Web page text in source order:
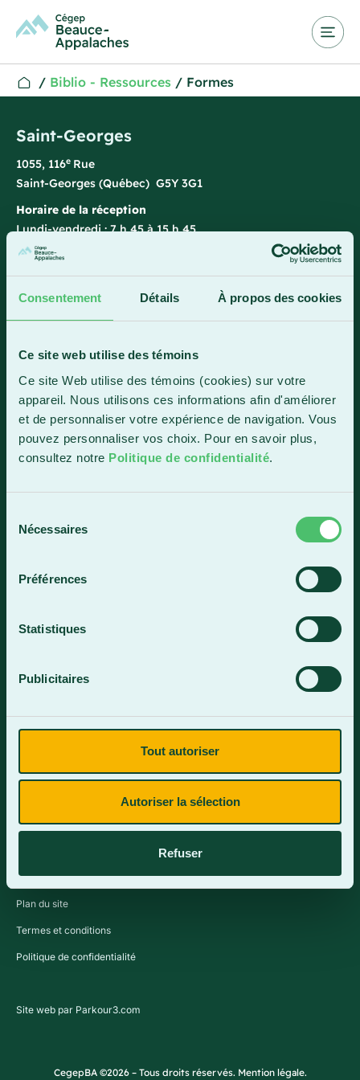
Consentement Détails À propos des cookies
Ce site web utilise des témoins
Ce site Web utilise des témoins (cookies) sur votre
appareil. Nous utilisons ces informations afin d'améliorer
et de personnaliser votre expérience de navigation. Vous
pouvez personnaliser vos choix. Pour en savoir plus,
consultez notre Politique de confidentialité.
Nécessaires
Préférences
Statistiques
Publicitaires
Tout autoriser
Autoriser la sélection
Refuser
/ Biblio - Ressources / Formes
Saint-Georges
1055, 116e Rue
Saint-Georges (Québec) G5Y 3G1
Horaire de la réception
Lundi-vendredi : 7 h 45 à 15 h 45
418 228-8896
Sainte-Marie
1150, boul. Vachon Nord
Sainte-Marie (Québec) G6E 0R1
Horaire de la réception
Lundi-vendredi : 7 h 30 à 15 h 30
418 387-8896
Lac-Mégantic
Lac-Mégantic (Québec) G6B 3B4
Lundi-vendredi : 8 h à 16 h
Plan du site
Termes et conditions
Politique de confidentialité
Site web par Parkour3.com
CegepBA ©2026 – Tous droits réservés. Mention légale.